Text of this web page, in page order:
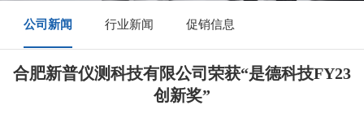
公司新闻 行业新闻 促销信息
合肥新普仪测科技有限公司荣获“是德科技FY23
创新奖”